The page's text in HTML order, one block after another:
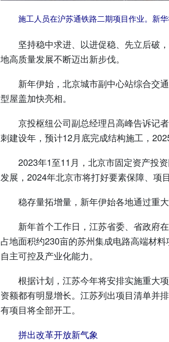
施工人员在沪苏通铁路二期项目作业。新
坚持稳中求进、以进促稳、先立后破，
地高质量发展不断迈出新步伐。
新年伊始，北京城市副中心站综合交通
型屋盖加快亮相。
京投枢纽公司副总经理吕高峰告诉记者
刺建设年，预计12月底完成结构施工，
2023年1至11月，北京市固定资产投资
发展，2024年北京市将打好要素保障、项
稳存量拓增量，新年伊始各地通过重大
新年首个工作日，江苏省委、省政府在
占地面积约230亩的苏州集成电路高端材
自主可控及产业化能力。
根据计划，江苏今年将安排实施重大项
资额都有明显增长。江苏列出项目清单并
有项目将全部开工。
拼出改革开放新气象